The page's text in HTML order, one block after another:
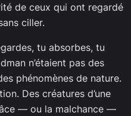
de ceux qui ont regardé
ciller.
tu absorbes, tu
n’étaient pas des
phénomènes de nature.
Des créatures d’une
— ou la malchance —